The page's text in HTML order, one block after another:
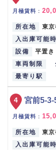
月極賃料 ：
所在地
東
入出庫可能
設備
平置き
車両制限
最寄り駅
宮前5-
月極賃料 ：
所在地
東
入出庫可能
4